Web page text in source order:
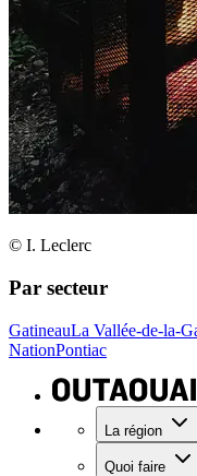
© I. Leclerc
Par secteur
GatineauLa Vallée-de-la-
NationPontiac
La région
Quoi faire